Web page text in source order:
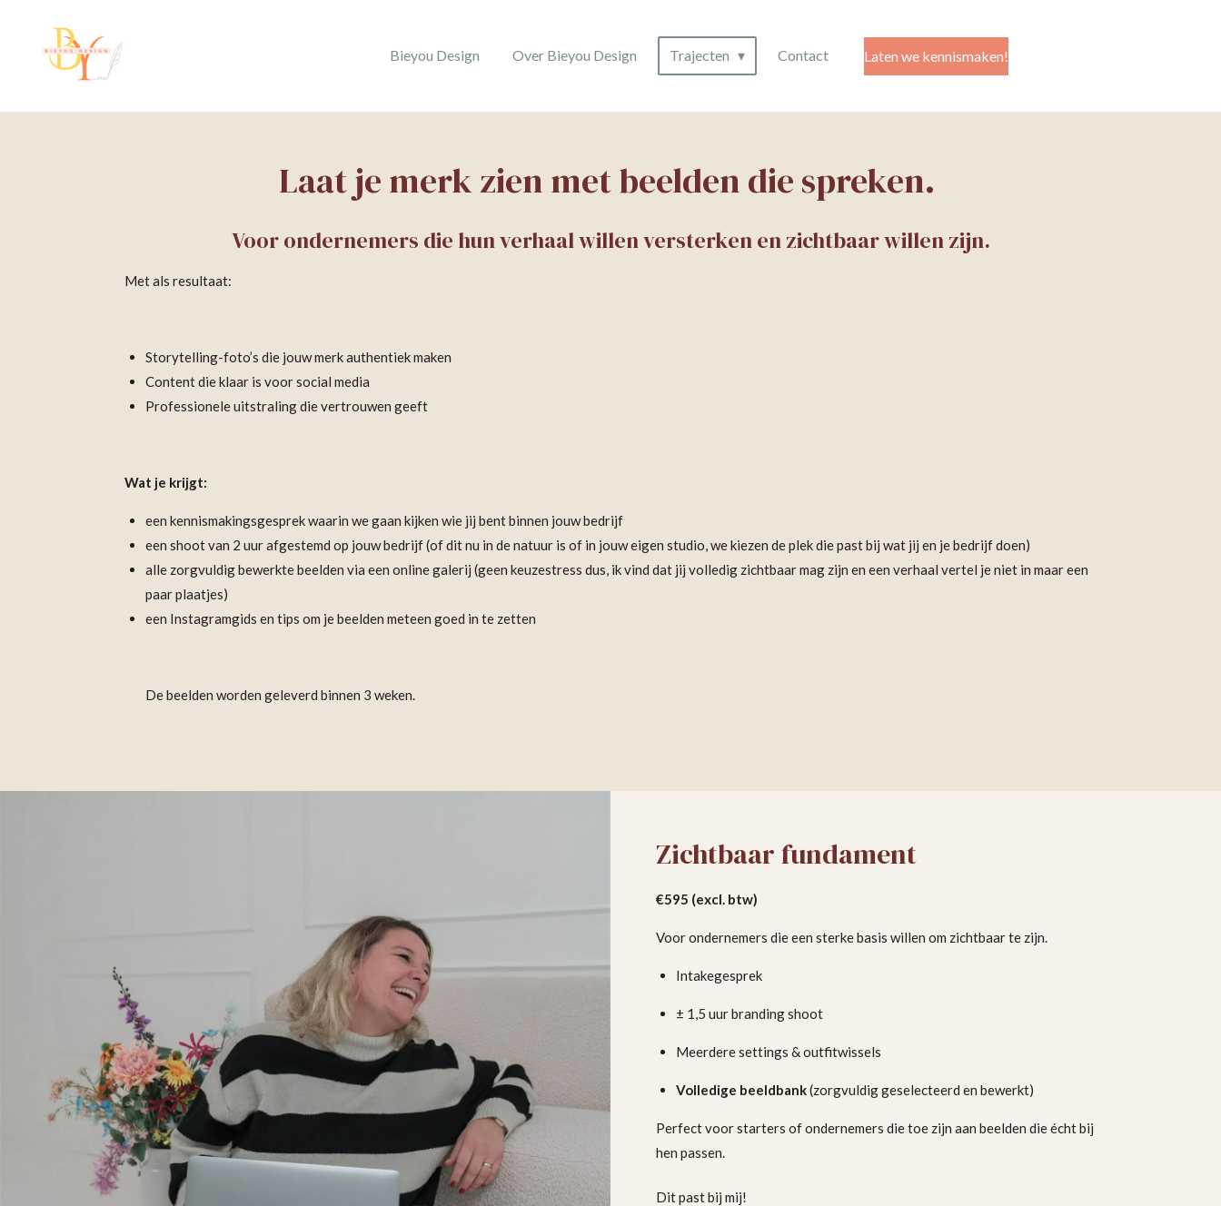
direct
Bieyou Design Over Bieyou Design Trajecten Contact Laten we kennismaken!
Laat je merk zien met beelden die spreken.
Voor ondernemers die hun verhaal willen versterken en zichtbaar willen zijn.
Met als resultaat:
Storytelling-foto’s die jouw merk authentiek maken
Content die klaar is voor social media
Professionele uitstraling die vertrouwen geeft
Wat je krijgt:
een kennismakingsgesprek waarin we gaan kijken wie jij bent binnen jouw bedrijf
een shoot van 2 uur afgestemd op jouw bedrijf (of dit nu in de natuur is of in jouw eigen studio, we kiezen de plek die past bij wat jij en je bedrijf doen)
alle zorgvuldig bewerkte beelden via een online galerij (geen keuzestress dus, ik vind dat jij volledig zichtbaar mag zijn en een verhaal vertel je niet in maar een
paar plaatjes)
een Instagramgids en tips om je beelden meteen goed in te zetten
De beelden worden geleverd binnen 3 weken.
Zichtbaar fundament
€595 (excl. btw)
Voor ondernemers die een sterke basis willen om zichtbaar te zijn.
Intakegesprek
± 1,5 uur branding shoot
Meerdere settings & outfitwissels
Volledige beeldbank(zorgvuldig geselecteerd en bewerkt)
Perfect voor starters of ondernemers die toe zijn aan beelden die écht bij
hen passen.
Dit past bij mij!